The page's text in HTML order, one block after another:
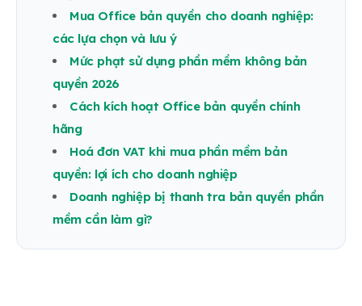
Mua Office bản quyền cho doanh nghiệp:
các lựa chọn và lưu ý
Mức phạt sử dụng phần mềm không bản
quyền 2026
Cách kích hoạt Office bản quyền chính
hãng
Hoá đơn VAT khi mua phần mềm bản
quyền: lợi ích cho doanh nghiệp
Doanh nghiệp bị thanh tra bản quyền phần
mềm cần làm gì?